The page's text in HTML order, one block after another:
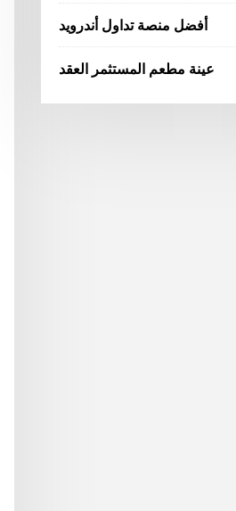
أفضل منصة تداول أندرويد
عينة مطعم المستثمر العقد